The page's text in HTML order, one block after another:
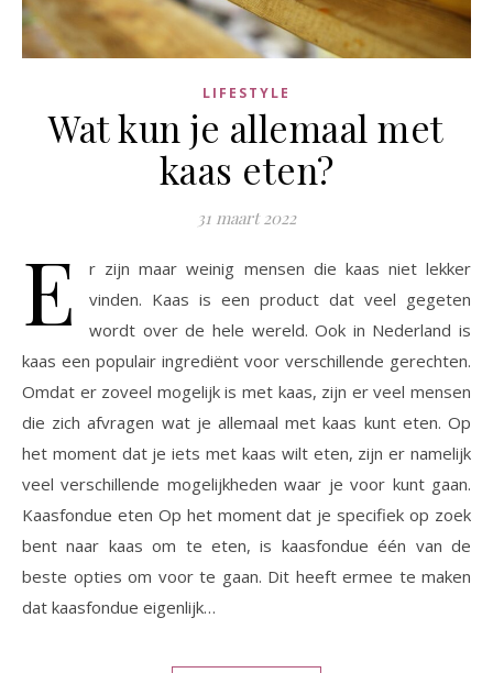
LIFESTYLE
Wat kun je allemaal met
kaas eten?
31 maart 2022
E
r zijn maar weinig mensen die kaas niet lekker
vinden. Kaas is een product dat veel gegeten
wordt over de hele wereld. Ook in Nederland is
kaas een populair ingrediënt voor verschillende gerechten.
Omdat er zoveel mogelijk is met kaas, zijn er veel mensen
die zich afvragen wat je allemaal met kaas kunt eten. Op
het moment dat je iets met kaas wilt eten, zijn er namelijk
veel verschillende mogelijkheden waar je voor kunt gaan.
Kaasfondue eten Op het moment dat je specifiek op zoek
bent naar kaas om te eten, is kaasfondue één van de
beste opties om voor te gaan. Dit heeft ermee te maken
dat kaasfondue eigenlijk…